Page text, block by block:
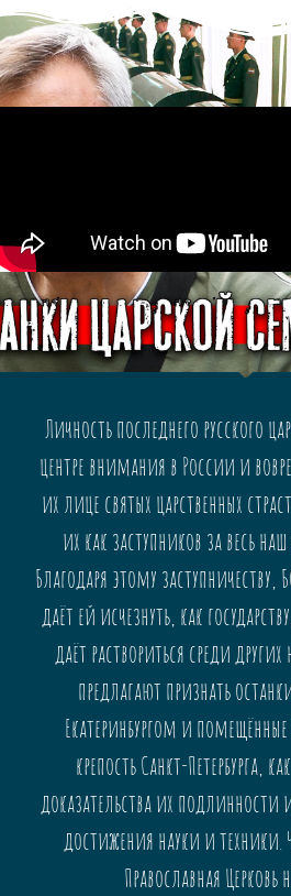
Личность последнего русского
центре внимания в России и
их лице святых царственных
их как заступников за весь
Благодаря этому
даёт ей исчезнуть, как
даёт раствориться среди
предлагают признать
Екатеринбургом и
крепость Санкт-Петербурга,
доказательства их подлинности
достижения науки и техники.
Православная Церковь